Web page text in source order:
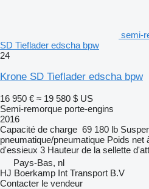
semi-
SD Tieflader edscha bpw
24
Krone SD Tieflader edscha bpw
16 950 € ≈ 19 580 $ US
Semi-remorque porte-engins
2016
Capacité de charge 69 180 lb
pneumatique/pneumatique Poids net
d'essieux 3 Hauteur de la sellette
Pays-Bas, nl
HJ Boerkamp Int Transport B.V
Contacter le vendeur